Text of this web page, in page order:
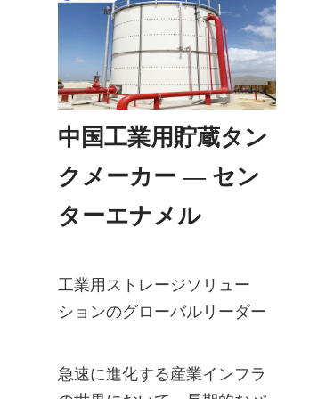
中国工業用貯蔵タン
クメーカー — セン
ターエナメル
工業用ストレージソリュー
ションのグローバルリーダー
急速に進化する産業インフラ